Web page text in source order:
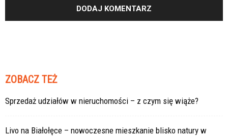
ZOBACZ TEŻ
Sprzedaż udziałów w nieruchomości – z czym się wiąże?
Livo na Białołęce – nowoczesne mieszkanie blisko natury w